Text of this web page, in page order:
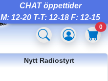
CHAT öppettider
M: 12-20 T-T: 12-18 F: 12-15
0
Nytt Radiostyrt